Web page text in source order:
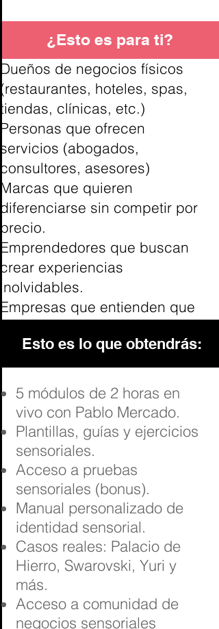
¿Esto es para ti?
Dueños de negocios físicos
(restaurantes, hoteles, spas,
tiendas, clínicas, etc.)
Personas que ofrecen
servicios (abogados,
consultores, asesores)
Marcas que quieren
diferenciarse sin competir por
precio.
Emprendedores que buscan
crear experiencias
inolvidables.
Empresas que entienden que
se sintió que lo que compró.
Esto es lo que obtendrás:
5 módulos de 2 horas en
vivo con Pablo Mercado.
Plantillas, guías y ejercicios
sensoriales.
Acceso a pruebas
sensoriales (bonus).
Manual personalizado de
identidad sensorial.
Casos reales: Palacio de
Hierro, Swarovski, Yuri y
más.
Acceso a comunidad de
negocios sensoriales